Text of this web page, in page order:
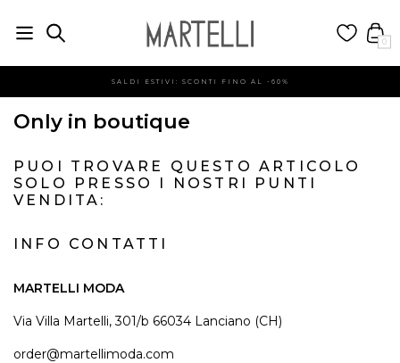
0
SALDI ESTIVI: SCONTI FINO AL -60%
Only in boutique
PUOI TROVARE QUESTO ARTICOLO
SOLO PRESSO I NOSTRI PUNTI
VENDITA:
INFO CONTATTI
MARTELLI MODA
Via Villa Martelli, 301/b 66034 Lanciano (CH)
order@martellimoda.com